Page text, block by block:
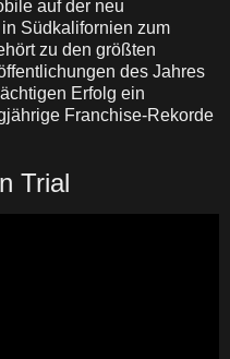
auf der neu
Südkalifornien zum
zu den größten
des Jahres
Erfolg ein
Franchise-Rekorde
Trial